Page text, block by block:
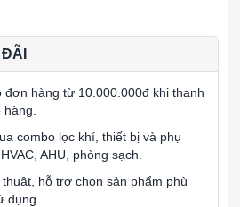
đơn hàng từ 10.000.000đ khi thanh
combo lọc khí, thiết bị và phụ
AHU, phòng sạch.
hỗ trợ chọn sản phẩm phù
dụng.